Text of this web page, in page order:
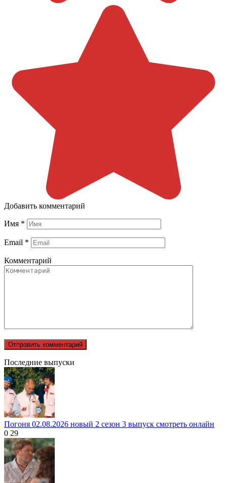
Добавить комментарий
Имя *
Email *
Комментарий
Последние выпуски
Погоня 02.08.2026 новый 2 сезон 3 выпуск смотреть онлайн
0 29